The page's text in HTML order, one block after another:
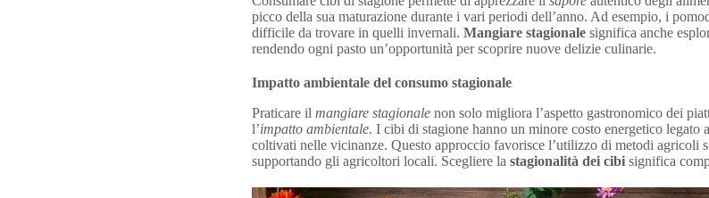
picco della sua maturazione durante i vari periodi dell’anno. Ad esempio, i
difficile da trovare in quelli invernali. Mangiare stagionale significa anche
rendendo ogni pasto un’opportunità per scoprire nuove delizie culinarie.
Impatto ambientale del consumo stagionale
Praticare il mangiare stagionale non solo migliora l’aspetto gastronomico dei
l’impatto ambientale. I cibi di stagione hanno un minore costo energetico legato
coltivati nelle vicinanze. Questo approccio favorisce l’utilizzo di metodi agricoli
supportando gli agricoltori locali. Scegliere la stagionalità dei cibi significa